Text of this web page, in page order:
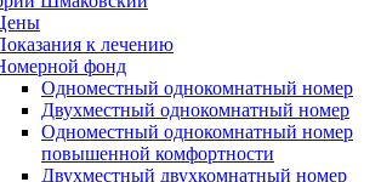
к лечению
фонд
Одноместный однокомнатный номер
Двухместный однокомнатный номер
Одноместный однокомнатный номер
повышенной комфортности
Двухместный двухкомнатный номер